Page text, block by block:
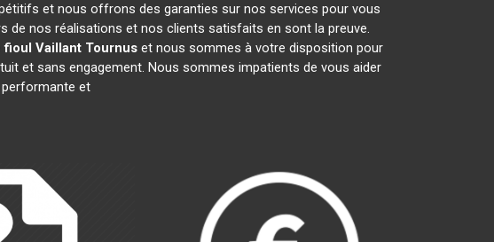
et nous offrons des garanties sur nos services pour vous
nos réalisations et nos clients satisfaits en sont la preuve.
fioul Vaillant Tournuset nous sommes à votre disposition pour
et sans engagement. Nous sommes impatients de vous aider
et